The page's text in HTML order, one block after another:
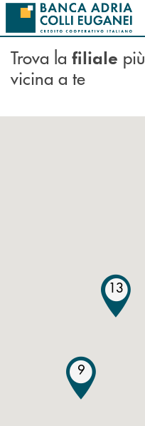
Salta al contenuto principale
Trova la filiale più
vicina a te
9
13